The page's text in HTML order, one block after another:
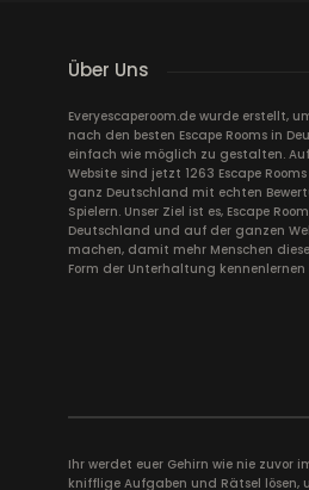
Über Uns
Everyescaperoom.de wurde erstellt,
nach den besten Escape Rooms in
einfach wie möglich zu gestalten.
Website sind jetzt 1263 Escape
ganz Deutschland mit echten
Spielern. Unser Ziel ist es, Escape
Deutschland und auf der ganzen
machen, damit mehr Menschen
Form der Unterhaltung kennenlernen
Ihr werdet euer Gehirn wie nie zuvor
knifflige Aufgaben und Rätsel lösen,